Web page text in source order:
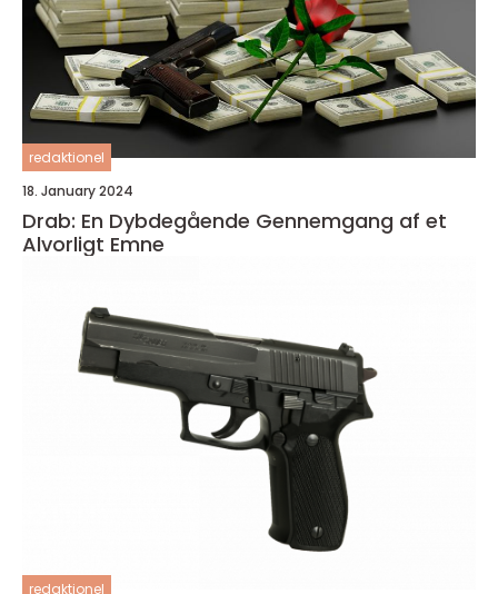
redaktionel
18. January 2024
Drab: En Dybdegående Gennemgang af et
Alvorligt Emne
redaktionel